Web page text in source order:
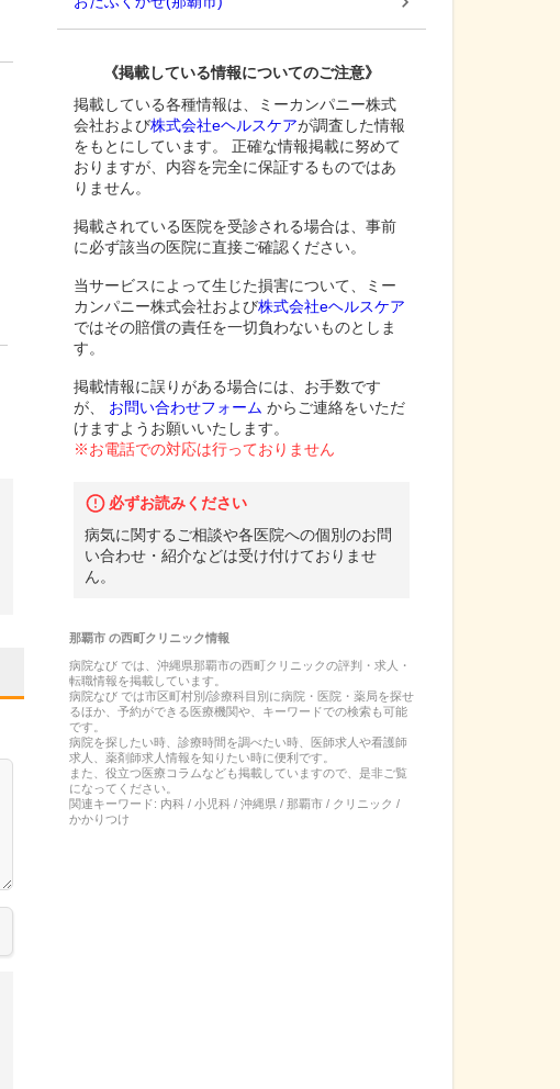
《掲載している情報についてのご注意》
掲載している各種情報は、ミーカンパニー株式
会社および株式会社eヘルスケアが調査した情報
をもとにしています。 正確な情報掲載に努めて
おりますが、内容を完全に保証するものではあ
りません。
掲載されている医院を受診される場合は、事前
に必ず該当の医院に直接ご確認ください。
当サービスによって生じた損害について、ミー
カンパニー株式会社および株式会社eヘルスケア
ではその賠償の責任を一切負わないものとしま
す。
掲載情報に誤りがある場合には、お手数です
が、
お問い合わせフォーム からご連絡をいただ
けますようお願いいたします。
※お電話での対応は行っておりません
必ずお読みください
病気に関するご相談や各医院への個別のお問
い合わせ・紹介などは受け付けておりませ
ん。
那覇市の西町クリニック情報
病院なび では、 沖縄県那覇市の西町クリニックの評判・求人・
転職情報を掲載しています。
病院なび では市区町村別/診療科目別に病院・医院・薬局を探せ
るほか、予約ができる医療機関や、キーワードでの検索も可能
です。
病院を探したい時、診療時間を調べたい時、医師求人や看護師
求人、薬剤師求人情報を知りたい時に便利です。
また、役立つ医療コラムなども掲載していますので、是非ご覧
になってください。
関連キーワード: 内科 / 小児科 / 沖縄県 / 那覇市 / クリニック /
かかりつけ